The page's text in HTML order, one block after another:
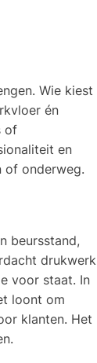
Wie kiest
én
of
en
of onderweg.
beursstand,
drukwerk
voor staat. In
loont om
klanten. Het